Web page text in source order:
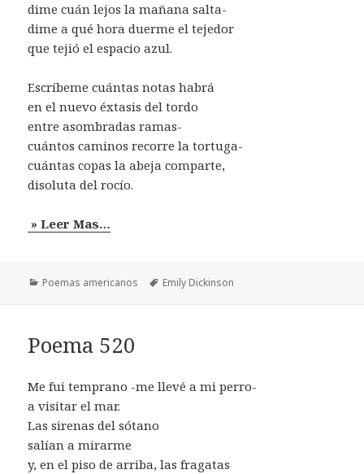
dime cuán lejos la mañana salta-
dime a qué hora duerme el tejedor
que tejió el espacio azul.
Escríbeme cuántas notas habrá
en el nuevo éxtasis del tordo
entre asombradas ramas-
cuántos caminos recorre la tortuga-
cuántas copas la abeja comparte,
disoluta del rocío.
» Leer Mas…
Categorías
Poemas americanos Etiquetas
Emily Dickinson
Poema 520
Me fui temprano -me llevé a mi perro-
a visitar el mar.
Las sirenas del sótano
salían a mirarme
y, en el piso de arriba, las fragatas